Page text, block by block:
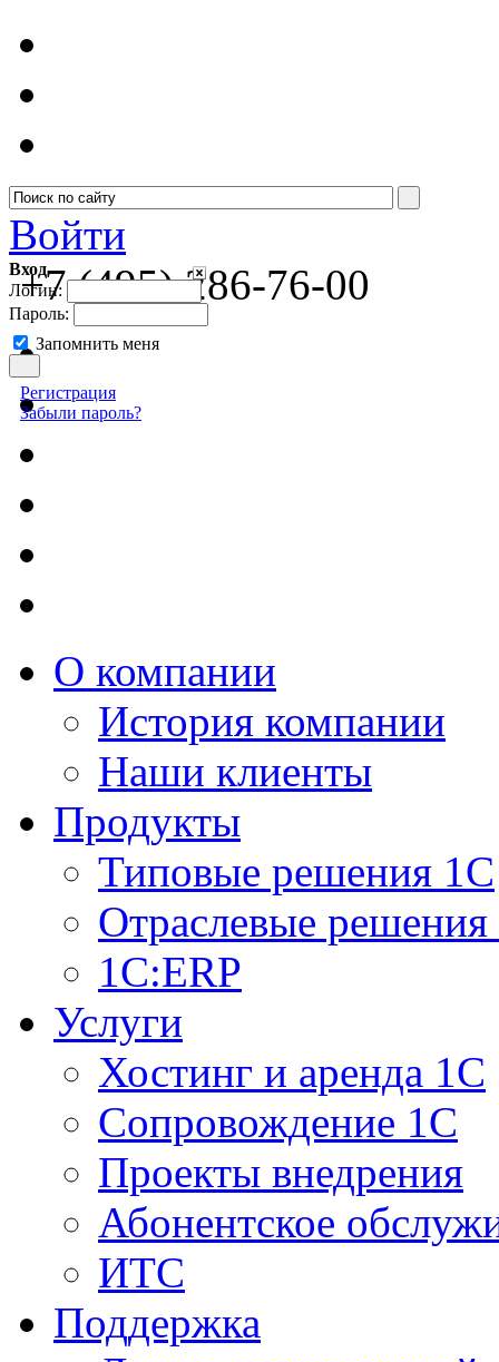
Войти
Вход
Логин:
Пароль:
Запомнить меня
Регистрация
Забыли пароль?
+7 (495) 286-76-00
О компании
История компании
Наши клиенты
Продукты
Типовые решения 1С
Отраслевые
1C:ERP
Услуги
Хостинг и аренда 1С
Сопровождение 1С
Проекты внедрения
Абонентское
ИТС
Поддержка